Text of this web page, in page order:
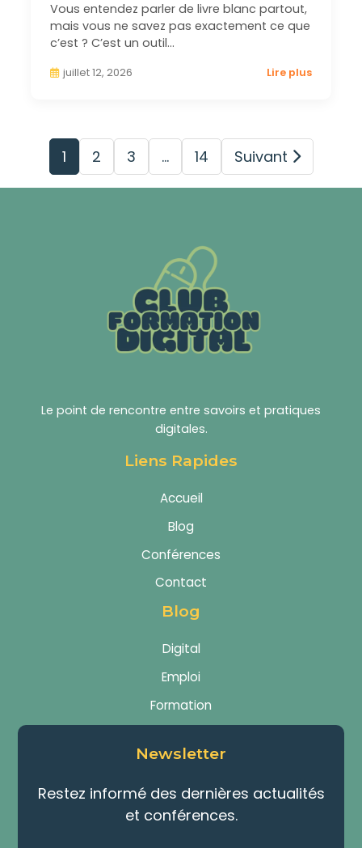
Vous entendez parler de livre blanc partout,
mais vous ne savez pas exactement ce que
c’est ? C’est un outil…
juillet 12, 2026 Lire plus
1 2 3 … 14 Suivant
Le point de rencontre entre savoirs et pratiques
digitales.
Liens Rapides
Accueil
Blog
Conférences
Contact
Blog
Digital
Emploi
Formation
Newsletter
Restez informé des dernières actualités
et conférences.